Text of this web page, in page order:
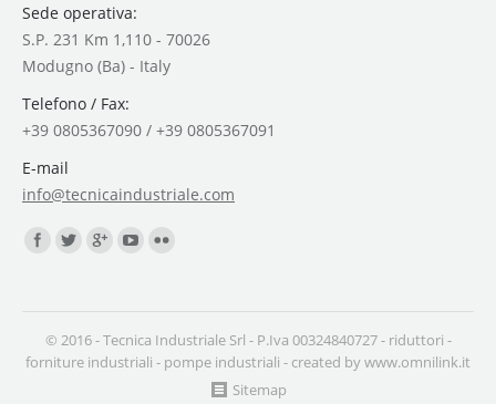
Sede operativa:
S.P. 231 Km 1,110 - 70026
Modugno (Ba) - Italy
Telefono / Fax:
+39 0805367090 / +39 0805367091
E-mail
info@tecnicaindustriale.com
Find us on:
© 2016 - Tecnica Industriale Srl - P.Iva 00324840727 - riduttori -
forniture industriali - pompe industriali - created bywww.omnilink.it
Sitemap